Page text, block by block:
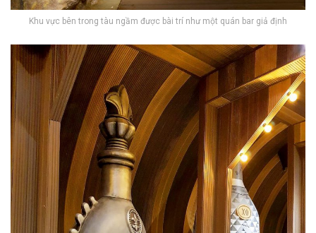
Khu vực bên trong tàu ngầm được bài trí như một quán bar giả định